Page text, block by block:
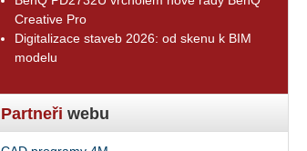
Creative Pro
Digitalizace staveb 2026: od skenu k BIM
modelu
Partneři webu